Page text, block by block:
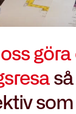
göra